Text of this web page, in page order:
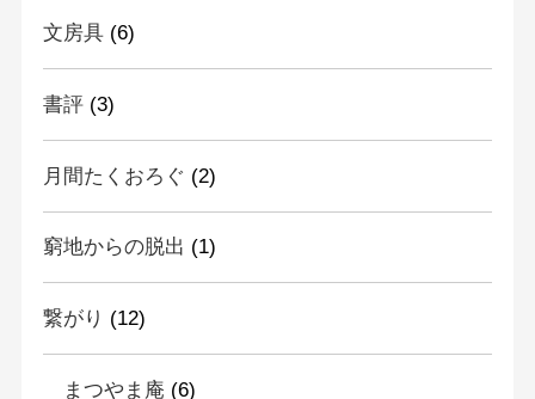
文房具(6)
書評(3)
月間たくおろぐ (2)
窮地からの脱出 (1)
繋がり (12)
まつやま庵 (6)